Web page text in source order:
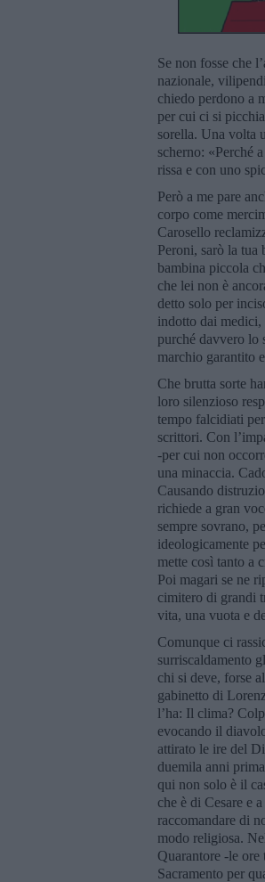
Se non fosse che
nazionale,
chiedo perdono a
per cui ci si
sorella. Una volta
scherno: «Perché
rissa e con uno
Però a me pare
corpo come
Carosello
Peroni, sarò la tua
bambina piccola
che lei non è
detto solo per
indotto dai medici,
purché davvero lo
marchio garantito
Che brutta sorte
loro silenzioso
tempo falcidiati
scrittori. Con
-per cui non
una minaccia.
Causando
richiede a gran
sempre sovrano,
ideologicamente
mette così tanto a
Poi magari se ne
cimitero di grandi
vita, una vuota e
Comunque ci
surriscaldamento
chi si deve, forse
gabinetto di
l’ha: Il clima?
evocando il
attirato le ire del
duemila anni
qui non solo è il
che è di Cesare e
raccomandare di
modo religiosa.
Quarantore -le ore
Sacramento per